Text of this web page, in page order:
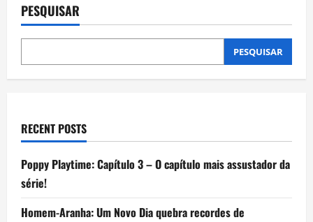
para
se
em
verdadeiro
PESQUISAR
PESQUISAR
RECENT POSTS
Poppy Playtime: Capítulo 3 – O capítulo mais assustador da
série!
Homem-Aranha: Um Novo Dia quebra recordes de